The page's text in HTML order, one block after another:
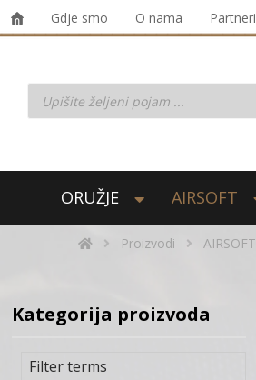
Gdje smo O nama Partneri
ORUŽJE AIRSOFT
Proizvodi AIRSOFT
Kategorija proizvoda